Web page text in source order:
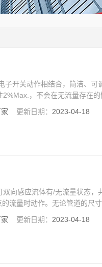
子开关动作相结合，简洁、可
，不会在无流量存在
用：半导体生产设备、激光、
家 更新日期： 2023-04-18
向感应流体有/无流量状态，
流量时动作。无论管道的尺
家 更新日期： 2023-04-18